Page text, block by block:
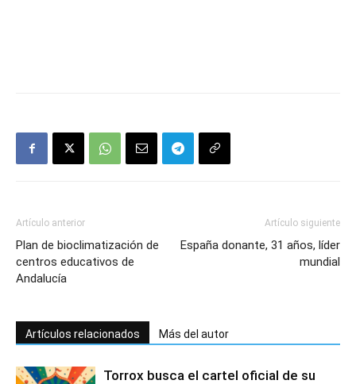
Artículo anterior
Plan de bioclimatización de
centros educativos de
Andalucía
Artículo siguiente
España donante, 31 años, líder
mundial
Artículos relacionados Más del autor
Torrox busca el cartel oficial de su